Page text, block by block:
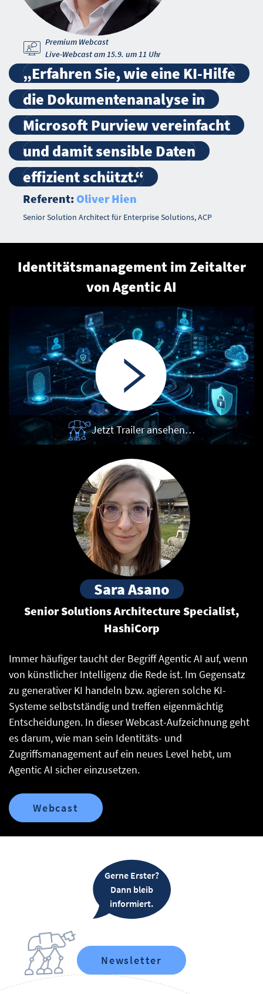
Premium Webcast
Live-Webcast am 15.9. um 11 Uhr
„Erfahren Sie, wie eine KI-Hilfe
die Dokumentenanalyse in
Microsoft Purview vereinfacht
und damit sensible Daten
effizient schützt.“
Referent: Oliver Hien
Senior Solution Architect für Enterprise Solutions, ACP
Identitätsmanagement im Zeitalter
von Agentic AI
Jetzt Trailer ansehen…
Sara Asano
Senior Solutions Architecture Specialist,
HashiCorp
Immer häufiger taucht der Begriff Agentic AI auf, wenn
von künstlicher Intelligenz die Rede ist. Im Gegensatz
zu generativer KI handeln bzw. agieren solche KI-
Systeme selbstständig und treffen eigenmächtig
Entscheidungen. In dieser Webcast-Aufzeichnung geht
es darum, wie man sein Identitäts- und
Zugriffsmanagement auf ein neues Level hebt, um
Agentic AI sicher einzusetzen.
Webcast
Gerne Erster?
Dann bleib
informiert.
Newsletter